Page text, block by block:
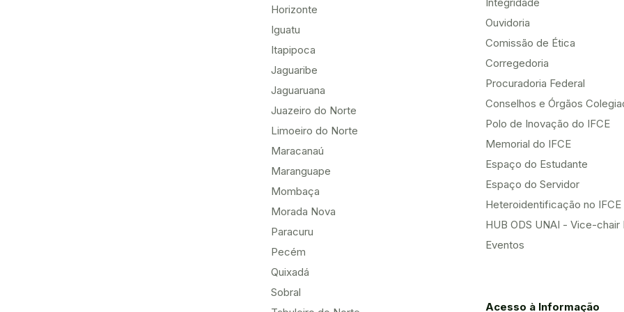
Horizonte
Iguatu
Itapipoca
Jaguaribe
Jaguaruana
Juazeiro do Norte
Limoeiro do Norte
Maracanaú
Maranguape
Mombaça
Morada Nova
Paracuru
Pecém
Quixadá
Sobral
Ouvidoria
Comissão de Ética
Corregedoria
Procuradoria Federal
Conselhos e Órgãos
Polo de Inovação do IFCE
Memorial do IFCE
Espaço do Estudante
Espaço do Servidor
Heteroidentificação no IFCE
HUB ODS UNAI - Vice-chair
Eventos
Acesso à Informação